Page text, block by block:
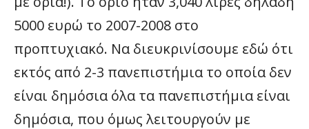
5000 ευρώ το 2007-2008 στο
προπτυχιακό. Να διευκρινίσουμε εδώ ότι
εκτός από 2-3 πανεπιστήμια το οποία δεν
είναι δημόσια όλα τα πανεπιστήμια είναι
δημόσια, που όμως λειτουργούν με